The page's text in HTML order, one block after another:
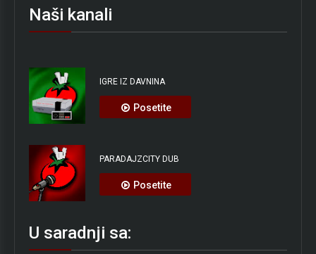
Naši kanali
IGRE IZ DAVNINA
Posetite
PARADAJZCITY DUB
Posetite
U saradnji sa: